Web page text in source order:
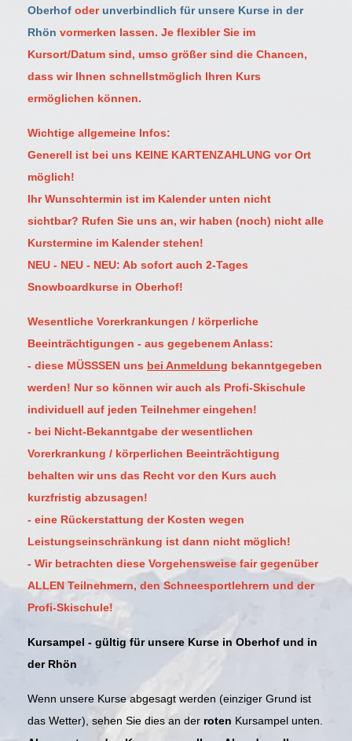
Oberhof oder unverbindlich für unsere Kurse in der
Rhön vormerken lassen. Je flexibler Sie im
Kursort/Datum sind, umso größer sind die Chancen,
dass wir Ihnen schnellstmöglich Ihren Kurs
ermöglichen können.
Wichtige allgemeine Infos:
Generell ist bei uns KEINE KARTENZAHLUNG vor Ort
möglich!
Ihr Wunschtermin ist im Kalender unten nicht
sichtbar? Rufen Sie uns an, wir haben (noch) nicht alle
Kurstermine im Kalender stehen!
NEU - NEU - NEU: Ab sofort auch 2-Tages
Snowboardkurse in Oberhof!
Wesentliche Vorerkrankungen / körperliche
Beeinträchtigungen - aus gegebenem Anlass:
- diese MÜSSSEN uns bei Anmeldung bekanntgegeben
werden! Nur so können wir auch als Profi-Skischule
individuell auf jeden Teilnehmer eingehen!
- bei Nicht-Bekanntgabe der wesentlichen
Vorerkrankung / körperlichen Beeinträchtigung
behalten wir uns das Recht vor den Kurs auch
kurzfristig abzusagen!
- eine Rückerstattung der Kosten wegen
Leistungseinschränkung ist dann nicht möglich!
- Wir betrachten diese Vorgehensweise fair gegenüber
ALLEN Teilnehmern, den Schneesportlehrern und der
Profi-Skischule!
Kursampel - gültig für unsere Kurse in Oberhof und in
der Rhön
Wenn unsere Kurse abgesagt werden (einziger Grund ist
das Wetter), sehen Sie dies an der roten Kursampel unten.